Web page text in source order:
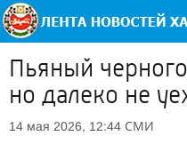
Пьяный
но далеко не
14 мая 2026, 12:44 СМИ